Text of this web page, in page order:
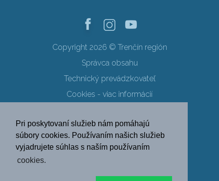
Pri poskytovaní služieb nám pomáhajú
súbory cookies. Používaním našich služieb
vyjadrujete súhlas s naším používaním
cookies.
Copyright 2026 © Trenčín región
Správca obsahu
Technický prevádzkovateľ
Cookies - viac informácií
Ochrana osobných údajov
SK EN DE
PL